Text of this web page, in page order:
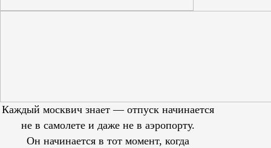
Каждый москвич знает — отпуск начинается
не в самолете и даже не в аэропорту.
Он начинается в тот момент, когда